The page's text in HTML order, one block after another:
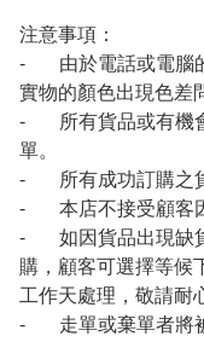
注意事項：
- 由於電話或電腦的
實物的顏色出現色差
- 所有貨品或有機會
單。
- 所有成功訂購之貨
- 本店不接受顧客因
- 如因貨品出現缺貨
購，顧客可選擇等候
工作天處理，敬請耐
- 走單或棄單者將被